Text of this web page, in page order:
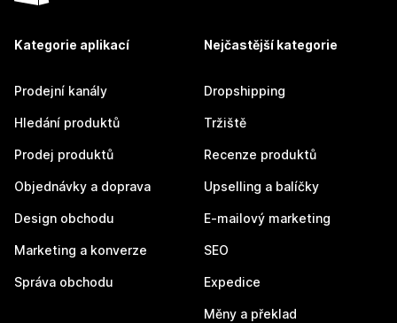
Kategorie aplikací
Prodejní kanály
Hledání produktů
Prodej produktů
Objednávky a doprava
Design obchodu
Marketing a konverze
Správa obchodu
Nejčastější kategorie
Dropshipping
Tržiště
Recenze produktů
Upselling a balíčky
E-mailový marketing
SEO
Expedice
Měny a překlad